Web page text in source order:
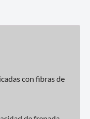
con fibras de